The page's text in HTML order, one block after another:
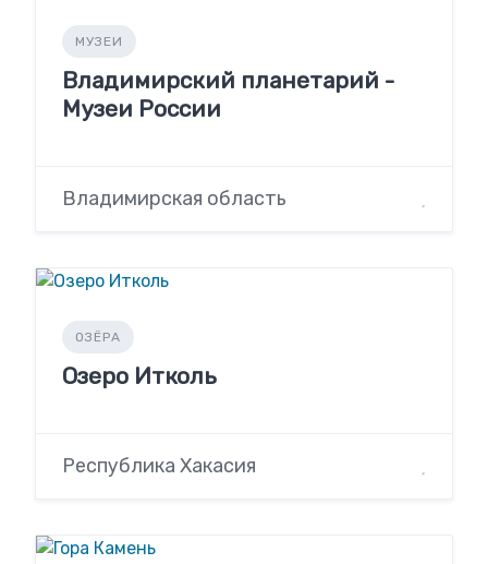
МУЗЕИ
Владимирский планетарий -
Музеи России
Владимирская область
ОЗЁРА
Озеро Итколь
Республика Хакасия